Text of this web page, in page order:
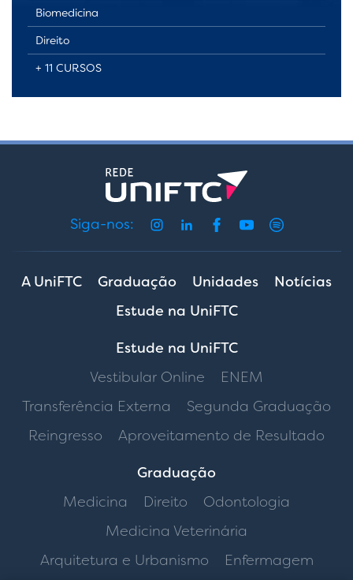
Biomedicina
Direito
+ 11 CURSOS
Siga-nos:
A UniFTC Graduação Unidades
Notícias
Estude na UniFTC
Estude na UniFTC
Vestibular Online
ENEM
Transferência Externa
Segunda Graduação
Reingresso
Aproveitamento de Resultado
Graduação
Medicina
Direito
Odontologia
Medicina Veterinária
Arquitetura e Urbanismo
Enfermagem